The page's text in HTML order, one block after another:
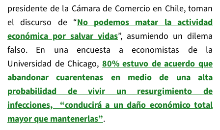
presidente de la Cámara de Comercio en Chile, toman
el discurso de “No podemos matar la actividad
económica por salvar vidas”, asumiendo un dilema
falso. En una encuesta a economistas de la
Universidad de Chicago,80% estuvo de acuerdo que
abandonar cuarentenas en medio de una alta
probabilidad de vivir un resurgimiento de
infecciones, “conducirá a un daño económico total
mayor que mantenerlas”.